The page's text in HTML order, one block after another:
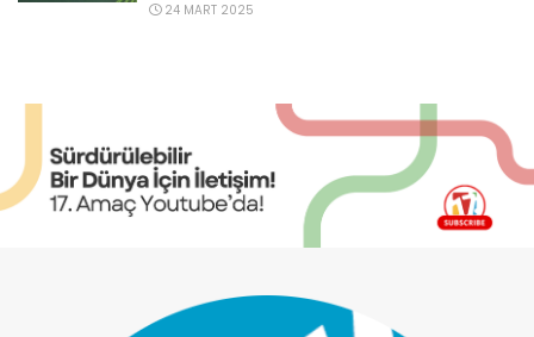
24 MART 2025